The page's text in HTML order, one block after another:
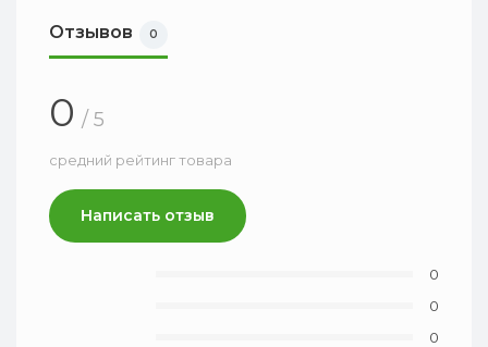
Отзывов 0
0 / 5
средний рейтинг товара
Написать отзыв
0
0
0